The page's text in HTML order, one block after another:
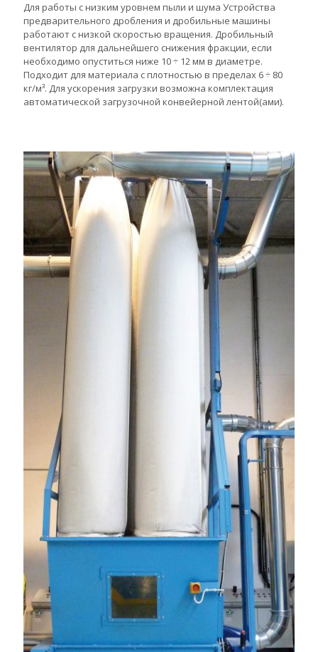
Для работы с низким уровнем пыли и шума Устройства
предварительного дробления и дробильные машины
работают с низкой скоростью вращения. Дробильный
вентилятор для дальнейшего снижения фракции, если
необходимо опуститься ниже 10 ÷ 12 мм в диаметре.
Подходит для материала с плотностью в пределах 6 ÷ 80
кг/м³. Для ускорения загрузки возможна комплектация
автоматической загрузочной конвейерной лентой(ами).